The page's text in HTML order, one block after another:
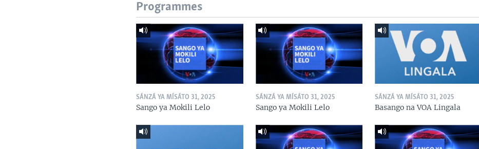
Programmes
SÁNZÁ YA MÍSÁTO 31, 2025
Sango ya Mokili Lelo
SÁNZÁ YA MÍSÁTO 31, 2025
Sango ya Mokili Lelo
SÁNZÁ YA MÍSÁTO 31, 2025
Basango na VOA Lingala